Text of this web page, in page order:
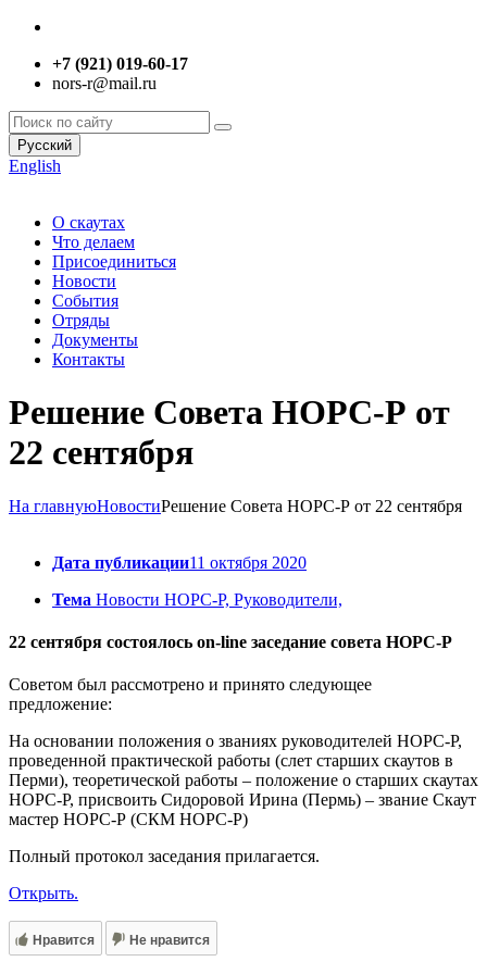
+7 (921) 019-60-17
nors-r@mail.ru
Русский
English
О скаутах
Что делаем
Присоединиться
Новости
События
Отряды
Документы
Контакты
Решение Совета НОРС-Р от
22 сентября
На главнуюНовостиРешение Совета НОРС-Р от 22 сентября
Дата публикации11 октября 2020
Тема Новости НОРС-Р, Руководители,
22 сентября состоялось on-line заседание совета НОРС-Р
Советом был рассмотрено и принято следующее
предложение:
На основании положения о званиях руководителей НОРС-Р,
проведенной практической работы (слет старших скаутов в
Перми), теоретической работы – положение о старших скаутах
НОРС-Р, присвоить Сидоровой Ирина (Пермь) – звание Скаут
мастер НОРС-Р (СКМ НОРС-Р)
Полный протокол заседания прилагается.
Открыть.
Нравится Не нравится